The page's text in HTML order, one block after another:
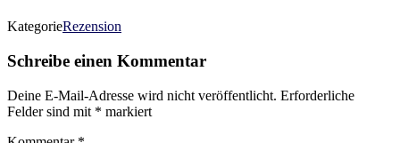
KategorieRezension
Schreibe einen Kommentar
Deine E-Mail-Adresse wird nicht veröffentlicht. Erforderliche
Felder sind mit * markiert